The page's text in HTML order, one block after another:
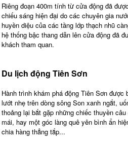
Riêng đoạn 400m tính từ cửa động đã
chiếu sáng hiện đại do các chuyên gia
huyền diệu của các tầng lớp thạch nhũ
hệ thống bậc thang dẫn lên cửa động đã
khách tham quan.
Du lịch động Tiên Sơn
Hành trình khám phá động Tiên Sơn được
lướt nhẹ trên dòng sông Son xanh ngắt,
thoảng lại bắt gặp những chiếc thuyền
mái, hay một góc làng quê yên bình ẩn
chia hàng thẳng tắp...